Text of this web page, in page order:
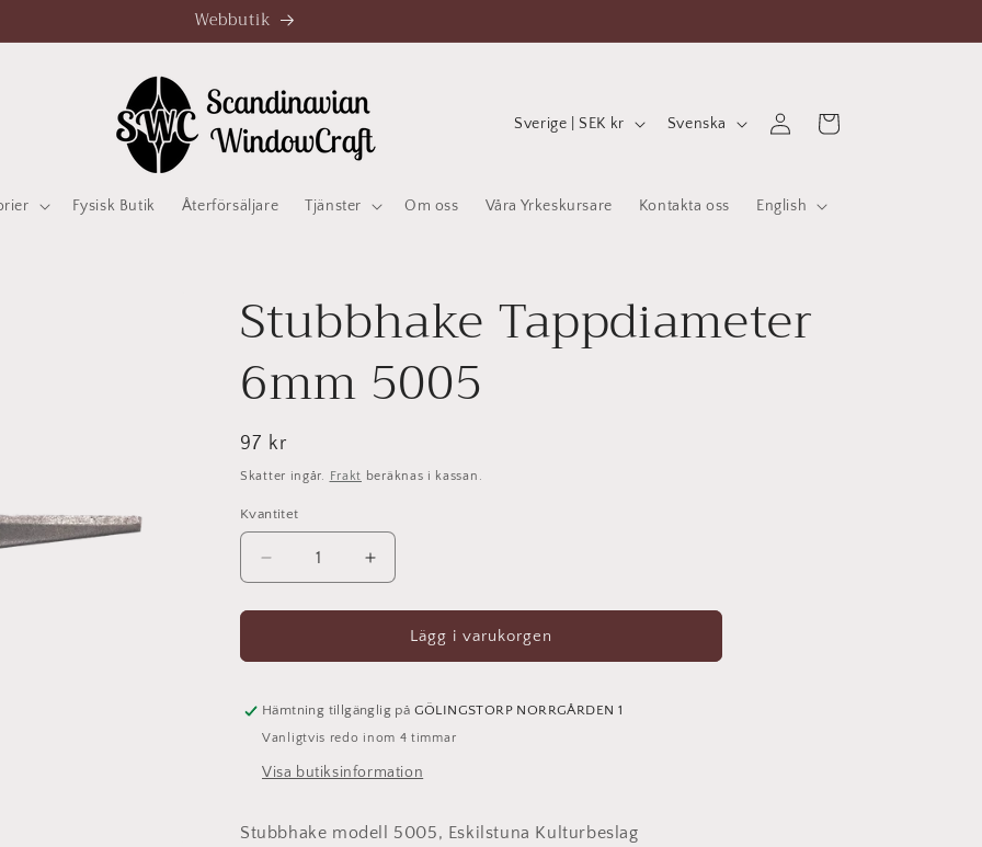
Webbutik
Fysisk Butik Återförsäljare Tjänster Om oss Våra Yrkeskursare Kontakta oss English
L
n
d
R
e
Sverige | SEK kr S
r
å
Svenska
in
Varukorg
Stubbhake Tappdiameter
6mm 5005
Ordinarie
pris
97 kr
Skatter ingår. Frakt beräknas i kassan.
Kvantitet
Kvantitet
Minska
kvantitet
för
Tappdiameter
5005
Öka
kvantitet
för
Stubbhake
Tappdiameter
5005
Lägg i varukorgen
Hämtning tillgänglig på GÖLINGSTORP NORRGÅRDEN 1
Vanligtvis redo inom 4 timmar
Visa butiksinformation
Stubbhake modell 5005, Eskilstuna Kulturbeslag